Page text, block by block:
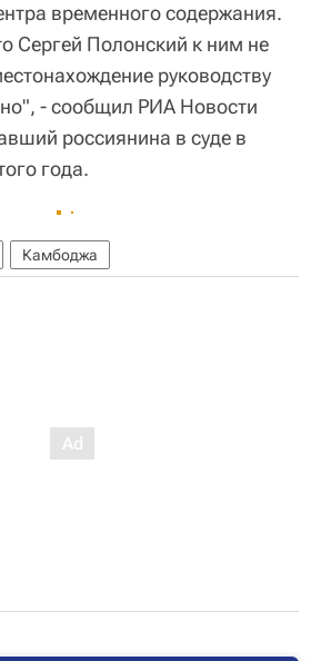
временного содержания.
Сергей Полонский к ним не
руководству
- сообщил РИА Новости
россиянина в суде в
года.
Камбоджа